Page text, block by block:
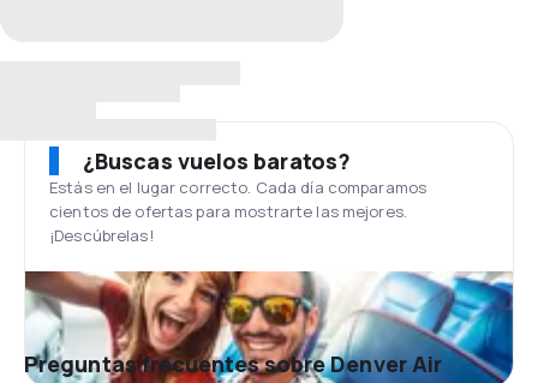
¿Buscas vuelos baratos?
Estás en el lugar correcto. Cada día comparamos
cientos de ofertas para mostrarte las mejores.
¡Descúbrelas!
Preguntas frecuentes sobre Denver Air